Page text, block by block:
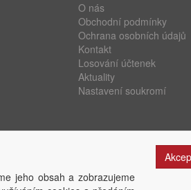
O nás
Obchodní podmínky
Ochrana osobních údajů
Kontakt
Losování účtenek
Aktuality
Nastavení soukromí
jeho obsah a zobrazujeme